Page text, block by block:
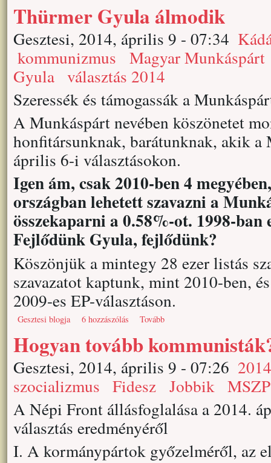
Thürmer Gyula álmodik
Gesztesi, 2014, április 9 - 07:34
kommunizmus
Magyar Munkáspárt
Gyula választás 2014
Szeressék és támogassák a
A Munkáspárt nevében köszönetet
honfitársunknak, barátunknak, akik a
április 6-i választásokon.
Igen ám, csak 2010-ben 4
országban lehetett szavazni a
összekaparni a 0.58%-ot. 1998-ban
Fejlődünk Gyula, fejlődünk?
Köszönjük a mintegy 28 ezer listás
szavazatot kaptunk, mint 2010-ben,
2009-es EP-választáson.
Gesztesi blogja 6 hozzászólás Tovább
Hogyan tovább
Gesztesi, 2014, április 9 - 07:26
szocializmus
Fidesz Jobbik MSZP
A Népi Front állásfoglalása a 2014.
választás eredményéről
I. A kormánypártok győzelméről, az